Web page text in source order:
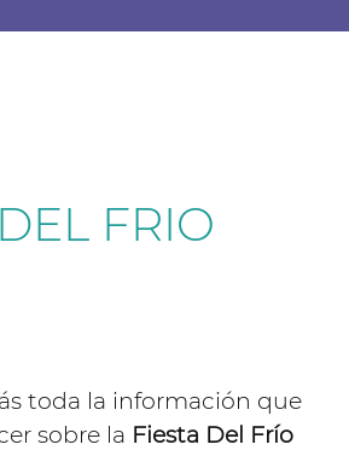
FRIO
toda la información que
sobre la Fiesta Del Frío